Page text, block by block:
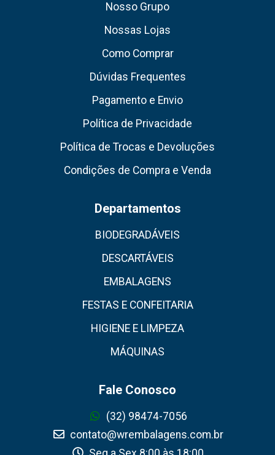
Nosso Grupo
Nossas Lojas
Como Comprar
Dúvidas Frequentes
Pagamento e Envio
Política de Privacidade
Política de Trocas e Devoluções
Condições de Compra e Venda
Departamentos
BIODEGRADÁVEIS
DESCARTÁVEIS
EMBALAGENS
FESTAS E CONFEITARIA
HIGIENE E LIMPEZA
MÁQUINAS
Fale Conosco
(32) 98474-7056
contato@wrembalagens.com.br